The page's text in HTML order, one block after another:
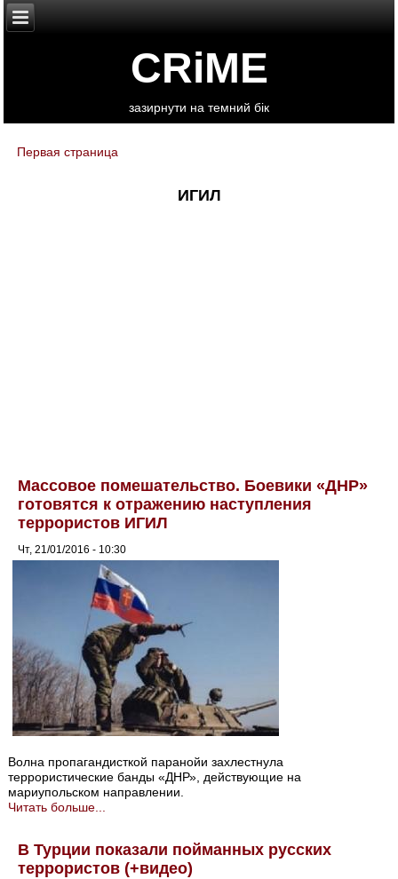
CRiME
зазирнути на темний бік
You are here
Первая страница
ИГИЛ
Массовое помешательство. Боевики «ДНР»
готовятся к отражению наступления
террористов ИГИЛ
Чт, 21/01/2016 - 10:30
Волна пропагандисткой паранойи захлестнула
террористические банды «ДНР», действующие на
мариупольском направлении.
Читать больше...
В Турции показали пойманных русских
террористов (+видео)